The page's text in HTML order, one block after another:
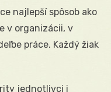
najlepší spôsob ako
v organizácii, v
práce. Každý žiak
jednotlivci i